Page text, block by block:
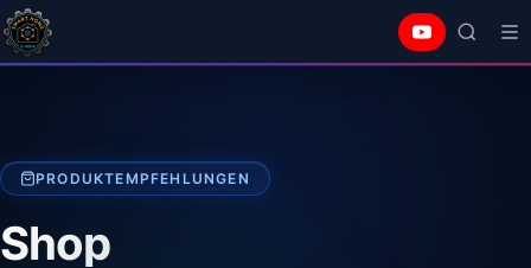
PRODUKTEMPFEHLUNGEN
Shop